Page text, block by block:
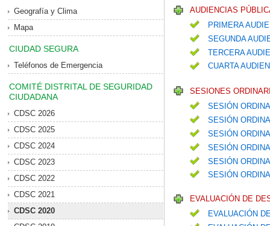
Geografía y Clima
Mapa
CIUDAD SEGURA
Teléfonos de Emergencia
COMITÉ DISTRITAL DE SEGURIDAD
CIUDADANA
CDSC 2026
CDSC 2025
CDSC 2024
CDSC 2023
CDSC 2022
CDSC 2021
CDSC 2020
AUDIENCIAS
PRIMERA
SEGUNDA
TERCERA
CUARTA
SESIONES
SESIÓN
SESIÓN
SESIÓN
SESIÓN
SESIÓN
SESIÓN
EVALUACIÓN DE
EVALUACIÓN